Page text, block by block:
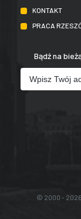
KONTAKT
PRACA
Bądź na
© 2000 -